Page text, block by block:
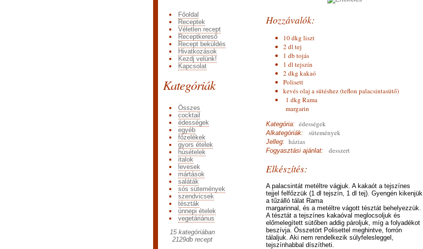
Főoldal
Receptek
Véletlen recept
Receptkereső
Recept beküldés
Hivatkozások
Kezdj velünk!
Kapcsolat
Kategóriák
Összes
cocktail
édességek
egyéb
főzelékek
gyors ételek
húsételek
italok
levesek
mártások
saláták
sós sütemények
szendvicsek
tészták
ünnepi ételek
vegetáriánus
15 kategóriában
2129db recept
Hozzávalók:
10 dkg liszt
2 dl tej
1 db tojás
1 dl tejszín
2 dkg kakaó
Polisett
kevés olaj a sütéshez (teflon palacsintasütő)
1 dkg Rama
margarin
Kategória: édességek
Alkategóriák: sütemények
Jelleg: házias
Fogyasztási ajánlat: desszert
Elkészítés:
A palacsintát metéltre vágjuk. A kakaót a tejszínes
tejjel felfőzzük (1 dl tejszín, 1 dl tej). Gyengén kikenjük
a tűzálló tálat Rama
margarinnal, és a metéltre vágott tésztát behelyezzük.
A tésztát a tejszínes kakaóval meglocsoljuk és
előmelegített sütőben addig pároljuk, míg a folyadékot
beszívja. Összetört Polisettel meghintve, forrón
tálaljuk. Aki nem rendelkezik súlyfelesleggel,
tejszínhabbal díszítheti.